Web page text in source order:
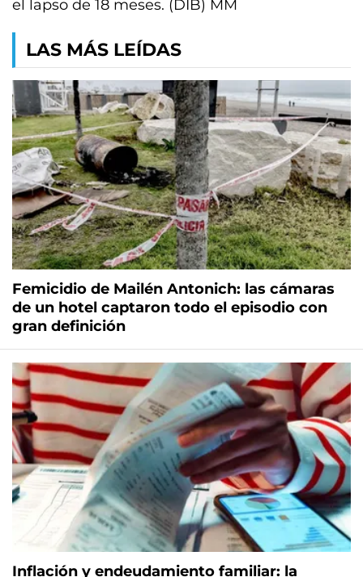
el lapso de 18 meses. (DIB) MM
LAS MÁS LEÍDAS
Femicidio de Mailén Antonich: las cámaras
de un hotel captaron todo el episodio con
gran definición
Inflación y endeudamiento familiar: la